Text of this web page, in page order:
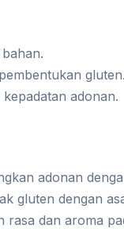
gluten.
adonan.
adonan
gluten dengan
rasa dan aroma